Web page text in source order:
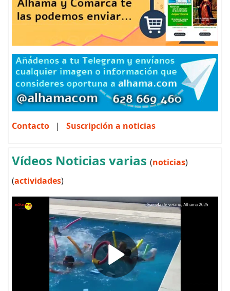
Contacto | Suscripción a noticias
Vídeos Noticias varias (noticias)
(actividades)